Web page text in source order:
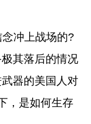
冲上战场的?
其落后的情况
器的美国人对
，是如何生存